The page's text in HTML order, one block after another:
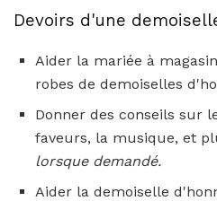
Devoirs d'une
Aider la mariée à
robes de demoiselles
Donner des conseils sur
faveurs, la musique, et
lorsque demandé.
Aider la demoiselle